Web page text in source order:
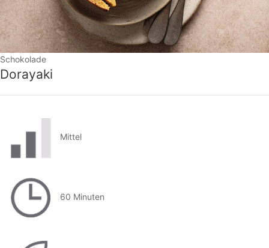
Schokolade
Dorayaki
Mittel
60 Minuten